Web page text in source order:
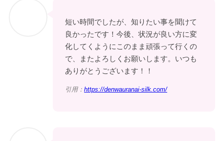
短い時間でしたが、知りたい事を聞けて
良かったです！今後、状況が良い方に変
化してくようにこのまま頑張って行くの
で、またよろしくお願いします。いつも
ありがとうございます！！
引用： https://denwauranai-silk.com/